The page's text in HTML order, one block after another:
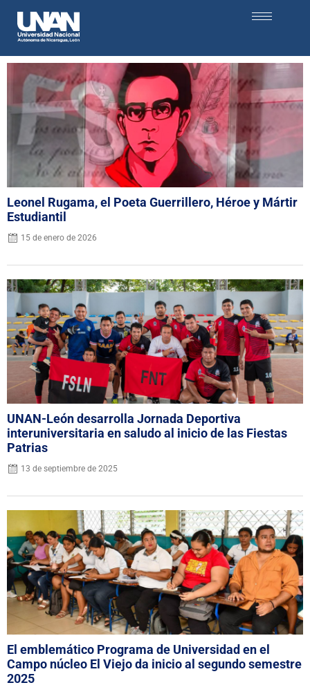
Leonel Rugama, el Poeta Guerrillero, Héroe y Mártir
Estudiantil
15 de enero de 2026
UNAN-León desarrolla Jornada Deportiva
interuniversitaria en saludo al inicio de las Fiestas
Patrias
13 de septiembre de 2025
El emblemático Programa de Universidad en el
Campo núcleo El Viejo da inicio al segundo semestre
2025